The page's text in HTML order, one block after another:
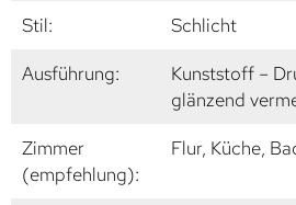
Stil:
Schlicht
Ausführung:
Kunststoff –
glänzend
Zimmer
(empfehlung):
Flur, Küche,